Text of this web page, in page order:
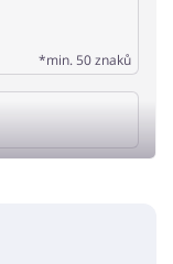
*min. 50 znaků